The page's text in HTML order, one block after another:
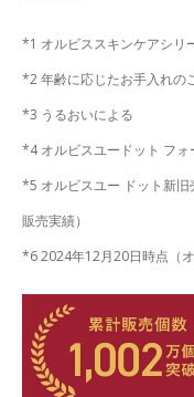
*1 オルビススキンケアシリ
*2 年齢に応じたお手入れの
*3 うるおいによる
*4 オルビスユードット フォ
*5 オルビスユー ドット新
販売実績）
*6 2024年12月20日時点（オ